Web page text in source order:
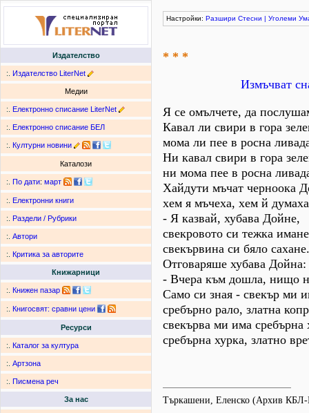
Издателство
:. Издателство LiterNet
Медии
:. Електронно списание LiterNet
:. Електронно списание БЕЛ
:. Културни новини
Каталози
:. По дати: март
:. Електронни книги
:. Раздели / Рубрики
:. Автори
:. Критика за авторите
Книжарници
:. Книжен пазар
:. Книгосвят: сравни цени
Ресурси
:. Каталог за култура
:. Артзона
:. Писмена реч
За нас
Настройки: Разшири Стесни | Уголеми
* * *
Измъчват
Я се омълчете, да
Кавал ли свири в гора
мома ли пее в росна
Ни кавал свири в гора
ни мома пее в росна
Хайдути мъчат черноока
хем я мъчеха, хем й
- Я казвай, хубава Дойне,
свекровото си тежка
свекървина си бяло сахане.
Отговаряше хубава Дойна:
- Вчера към дошла, нищо
Само си зная - свекър ми
сребърно рало, златна
свекърва ми има сребърна
сребърна хурка, златно
Търкашени, Еленско (Архив